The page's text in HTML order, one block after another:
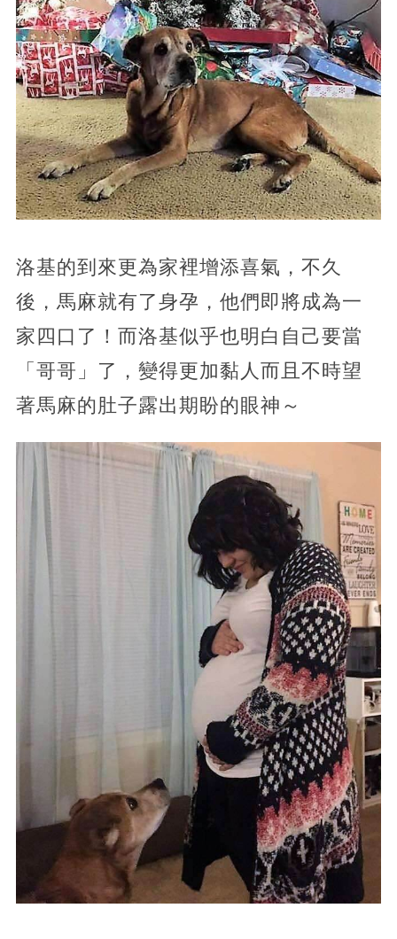
洛基的到來更為家裡增添喜氣，不久
後，馬麻就有了身孕，他們即將成為一
家四口了！而洛基似乎也明白自己要當
「哥哥」了，變得更加黏人而且不時望
著馬麻的肚子露出期盼的眼神～